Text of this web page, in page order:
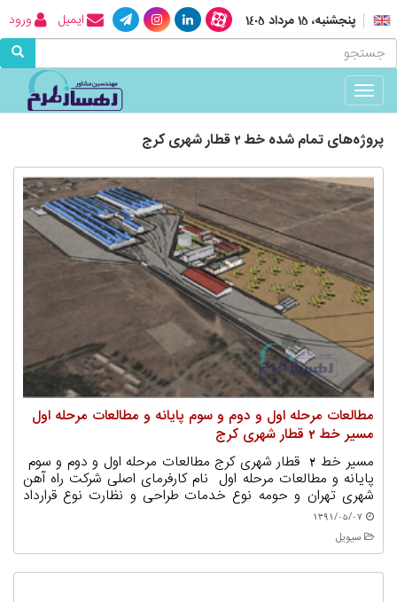
پنجشنبه، 15 مرداد 1405 ورود ایمیل
Toggle
navigation
پروژه‌های تمام شده خط 2 قطار شهری کرج
مطالعات مرحله اول و دوم و سوم پایانه و مطالعات مرحله اول
مسیر خط 2 قطار شهری کرج
مسیر خط 2 قطار شهری کرج مطالعات مرحله اول و دوم و سوم
پایانه و مطالعات مرحله اول نام کارفرمای اصلی شرکت راه آهن
شهری تهران و حومه نوع خدمات طراحی و نظارت نوع قرارداد
است. پارکینگ خط2 مترو کرج در منطقه ملارد و در زمینی به
سیویل